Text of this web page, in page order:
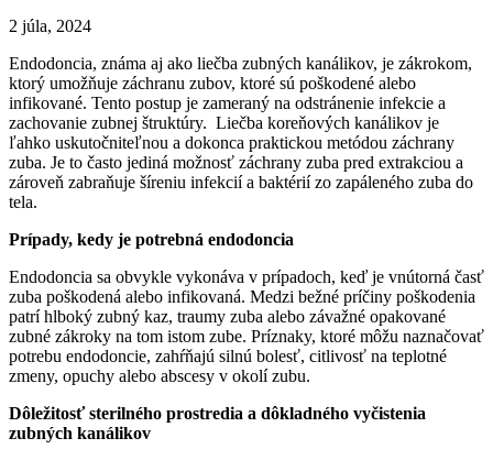
2 júla, 2024
Endodoncia, známa aj ako liečba zubných kanálikov, je zákrokom,
ktorý umožňuje záchranu zubov, ktoré sú poškodené alebo
infikované. Tento postup je zameraný na odstránenie infekcie a
zachovanie zubnej štruktúry. Liečba koreňových kanálikov je
ľahko uskutočniteľnou a dokonca praktickou metódou záchrany
zuba. Je to často jediná možnosť záchrany zuba pred extrakciou a
zároveň zabraňuje šíreniu infekcií a baktérií zo zapáleného zuba do
tela.
Prípady, kedy je potrebná endodoncia
Endodoncia sa obvykle vykonáva v prípadoch, keď je vnútorná časť
zuba poškodená alebo infikovaná. Medzi bežné príčiny poškodenia
patrí hlboký zubný kaz, traumy zuba alebo závažné opakované
zubné zákroky na tom istom zube. Príznaky, ktoré môžu naznačovať
potrebu endodoncie, zahŕňajú silnú bolesť, citlivosť na teplotné
zmeny, opuchy alebo abscesy v okolí zubu.
Dôležitosť sterilného prostredia a dôkladného vyčistenia
zubných kanálikov